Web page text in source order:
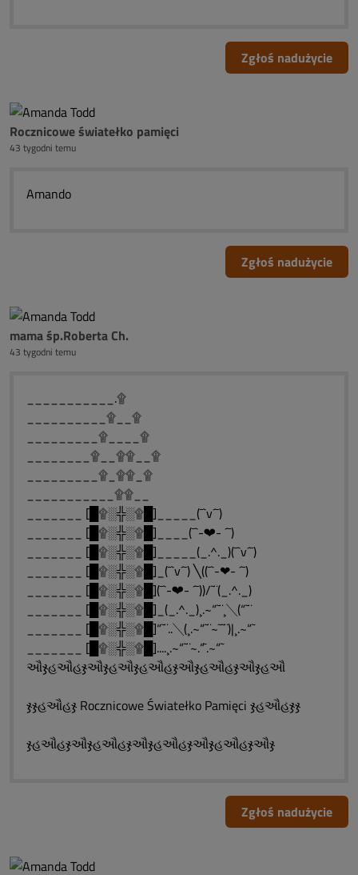
Zgłoś nadużycie
Rocznicowe światełko pamięci
43 tygodni temu
Amando
Zgłoś nadużycie
mama śp.Roberta Ch.
43 tygodni temu
___________.۩
__________۩__۩
_________۩____۩
________۩__۩۩__۩
_________۩_۩۩_۩
___________۩۩__
_______ [█۩░╬░۩█]_____(¯`v´¯)
_______ [█۩░╬░۩█]____(¯`-❤- ´¯)
_______ [█۩░╬░۩█]_____(_.^._)(¯`v´¯)
_______ [█۩░╬░۩█]_(¯`v´¯) ╲((¯`-❤- ´¯)
_______ [█۩░╬░۩█](¯`-❤- ´¯))/˜¨(_.^._)
_______ [█۩░╬░۩█]_(_.^._)¸.~“˜¨¸╲(“˜¨
_______ [█۩░╬░۩█]“˜¨..╲(¸.~“˜¨~˜˜¨)|¸.~“˜
_______ [█۩░╬░۩█]....¸.~“˜¨~.“˜.~“˜
ઔჯહઔહჯઔჯહઔჯહઔહჯઔჯહઔહჯઔჯહઔ
ჯჯહઔહჯ Rocznicowe Światełko Pamięci ჯહઔહჯჯ
ჯહઔહჯઔჯહઔહჯઔჯહઔહჯઔჯહઔહჯઔჯ
Zgłoś nadużycie